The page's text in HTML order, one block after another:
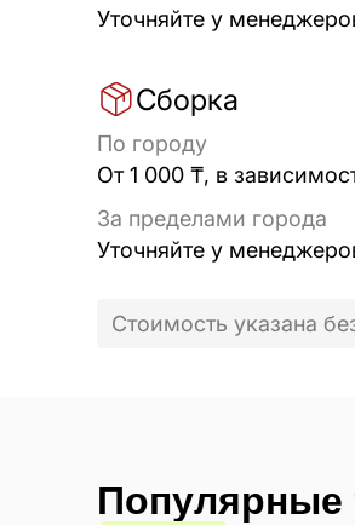
Уточняйте у
Сборка
По городу
От 1 000 ₸, в
За пределами города
Уточняйте у
Стоимость указана
Популярные